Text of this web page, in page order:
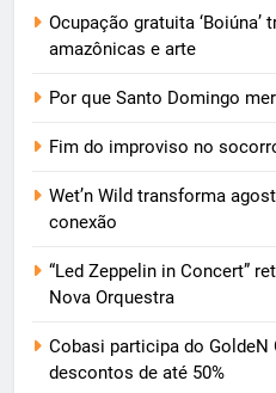
Ocupação gratuita
amazônicas e arte
Por que Santo Domingo
Fim do improviso no
Wet’n Wild transforma
conexão
“Led Zeppelin in Concert”
Nova Orquestra
Cobasi participa do GoldeN
descontos de até 50%